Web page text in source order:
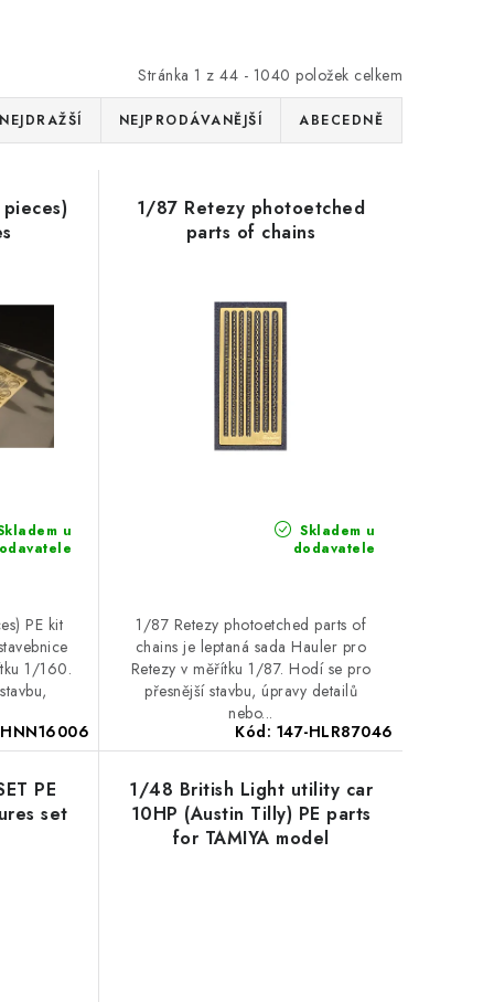
Stránka 1 z 44 - 1040 položek celkem
NEJDRAŽŠÍ NEJPRODÁVANĚJŠÍ ABECEDNĚ
u
PE kit
1/160.
1/87 Retezy photoetched
parts of chains
Skladem u
dodavatele
1/87 Retezy photoetched parts of
chains je leptaná sada Hauler pro
Retezy v měřítku 1/87. Hodí se pro
přesnější stavbu, úpravy detailů
nebo...
Kód: 147-HLR87046
PE
set
1/48 British Light utility car
10HP (Austin Tilly) PE parts
for TAMIYA model